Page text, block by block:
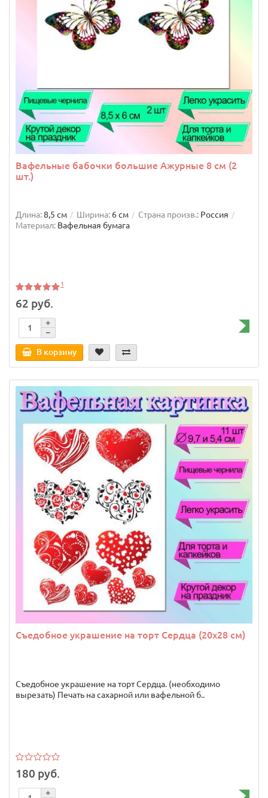
Вафельные бабочки большие Ажурные 8 см (2
шт.)
Длина:8,5 см Ширина: 6 см Страна произв.: Россия
Материал: Вафельная бумага
1
62 руб.
В корзину
Съедобное украшение на торт Сердца (20х28 см)
Съедобное украшение на торт Сердца. (необходимо
вырезать) Печать на сахарной или вафельной б..
180 руб.